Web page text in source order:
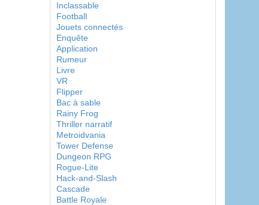
Inclassable
Football
Jouets connectés
Enquête
Application
Rumeur
Livre
VR
Flipper
Bac à sable
Rainy Frog
Thriller narratif
Metroidvania
Tower Defense
Dungeon RPG
Rogue-Lite
Hack-and-Slash
Cascade
Battle Royale